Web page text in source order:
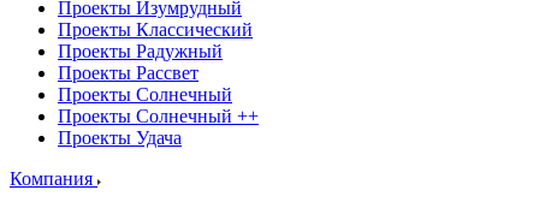
Проекты Изумрудный
Проекты Классический
Проекты Радужный
Проекты Рассвет
Проекты Солнечный
Проекты Солнечный ++
Проекты Удача
Компания